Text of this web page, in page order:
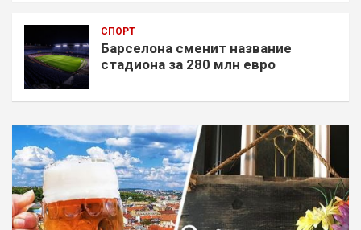
СПОРТ
Барселона сменит название
стадиона за 280 млн евро